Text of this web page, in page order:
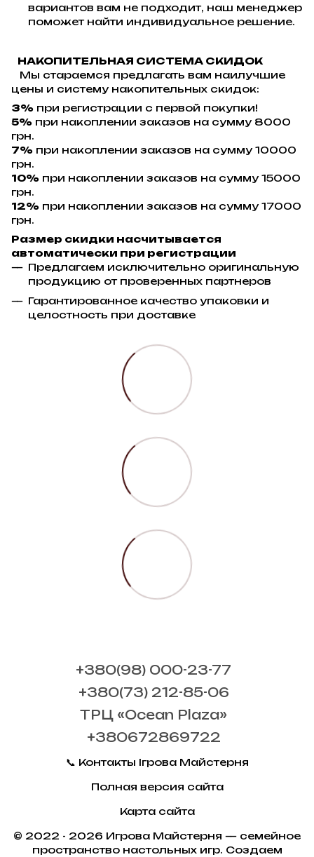
вариантов вам не подходит, наш менеджер
поможет найти индивидуальное решение.
НАКОПИТЕЛЬНАЯ СИСТЕМА СКИДОК
Мы стараемся предлагать вам наилучшие
цены и систему накопительных скидок:
3% при регистрации с первой покупки!
5% при накоплении заказов на сумму 8000
грн.
7% при накоплении заказов на сумму 10000
грн.
10% при накоплении заказов на сумму 15000
грн.
12% при накоплении заказов на сумму 17000
грн.
Размер скидки насчитывается
автоматически при регистрации
Предлагаем исключительно оригинальную
продукцию от проверенных партнеров
Гарантированное качество упаковки и
целостность при доставке
+380(98) 000-23-77
+380(73) 212-85-06
ТРЦ «Ocean Plaza»
+380672869722
📞 Контакты Ігрова Майстерня
Полная версия сайта
Карта сайта
© 2022 - 2026 Игрова Майстерня — семейное
пространство настольных игр. Создаем